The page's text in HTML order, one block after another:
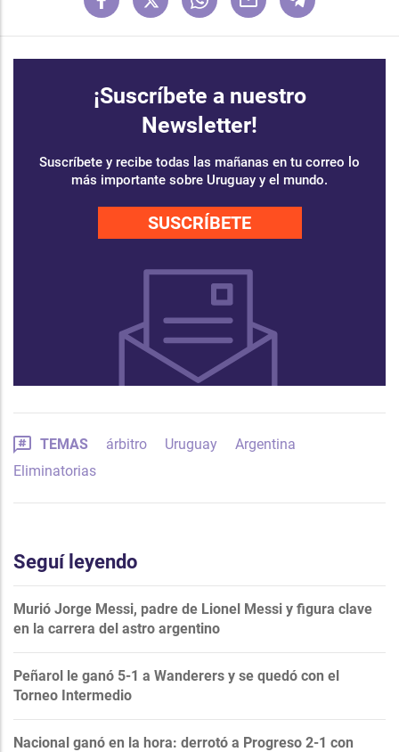
¡Suscríbete a nuestro
Newsletter!
Suscríbete y recibe todas las mañanas en tu correo lo
más importante sobre Uruguay y el mundo.
SUSCRÍBETE
TEMAS árbitro Uruguay
Argentina
Eliminatorias
Seguí leyendo
Murió Jorge Messi, padre de Lionel Messi y figura clave
en la carrera del astro argentino
Peñarol le ganó 5-1 a Wanderers y se quedó con el
Torneo Intermedio
Nacional ganó en la hora: derrotó a Progreso 2-1 con